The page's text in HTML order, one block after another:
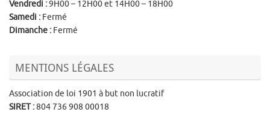
Vendredi :9H00 – 12H00 et 14H00 – 18H00
Samedi : Fermé
Dimanche : Fermé
MENTIONS LÉGALES
Association de loi 1901 à but non lucratif
SIRET :804 736 908 00018